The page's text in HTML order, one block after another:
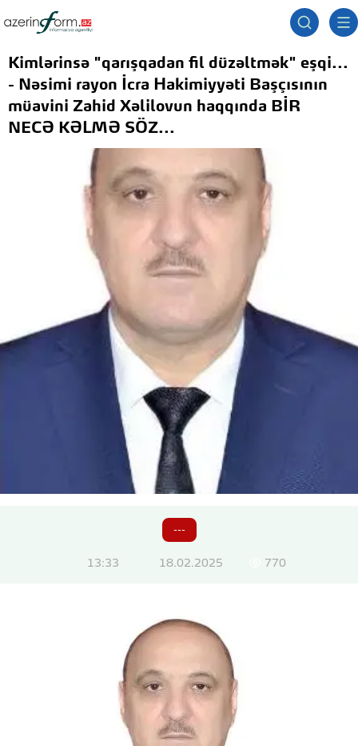
Kimlərinsə "qarışqadan fil düzəltmək" eşqi...
- Nəsimi rayon İcra Hakimiyyəti Başçısının
müavini Zahid Xəlilovun haqqında BİR
NECƏ KƏLMƏ SÖZ...
---
13:33 18.02.2025 770